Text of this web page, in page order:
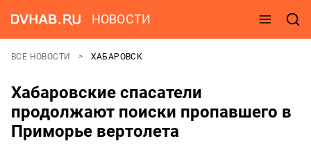
НОВОСТИ
ВСЕ НОВОСТИ ХАБАРОВСК
Хабаровские спасатели
продолжают поиски пропавшего в
Приморье вертолета